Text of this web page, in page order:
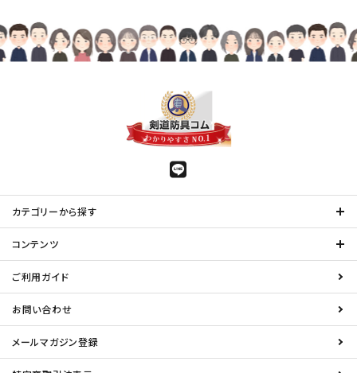
カテゴリーから探す
コンテンツ
ご利用ガイド
お問い合わせ
メールマガジン登録